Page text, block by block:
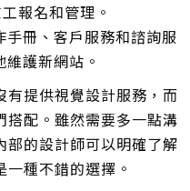
報名和管理。
冊、客戶服務和諮詢服
護新網站。
提供視覺設計服務，而
搭配。雖然需要多一點溝
部的設計師可以明確了解
種不錯的選擇。